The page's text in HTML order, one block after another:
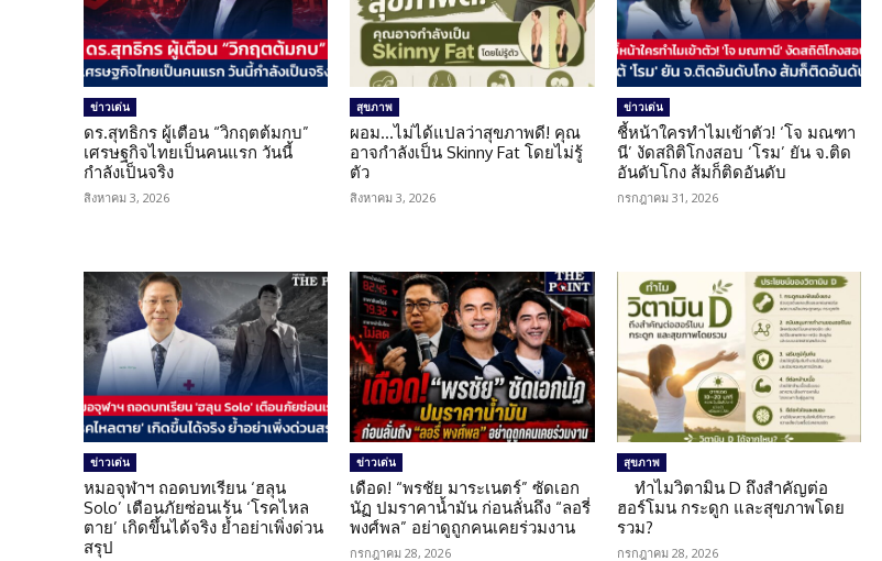
ข่าวเด่น
ดร.สุทธิกร ผู้เตือน “วิกฤตต้มกบ”
เศรษฐกิจไทยเป็นคนแรก วันนี้
กำลังเป็นจริง
สิงหาคม 3, 2026
สุขภาพ
ผอม…ไม่ได้แปลว่าสุขภาพดี! คุณ
อาจกำลังเป็น Skinny Fat โดยไม่รู้
ตัว
สิงหาคม 3, 2026
ข่าวเด่น
ชี้หน้าใครทำไมเข้าตัว! ‘โจ มณฑา
นี’ งัดสถิติโกงสอบ ‘โรม’ ยัน จ.ติด
อันดับโกง ส้มก็ติดอันดับ
กรกฎาคม 31, 2026
ข่าวเด่น
หมอจุฬาฯ ถอดบทเรียน ‘ฮลุน
Solo’ เตือนภัยซ่อนเร้น ‘โรคไหล
ตาย’ เกิดขึ้นได้จริง ย้ำอย่าเพิ่งด่วน
สรุป
ข่าวเด่น
เดือด! “พรชัย มาระเนตร์” ซัดเอก
นัฏ ปมราคาน้ำมัน ก่อนลั่นถึง “ลอรี่
พงศ์พล” อย่าดูถูกคนเคยร่วมงาน
กรกฎาคม 28, 2026
สุขภาพ
ทำไมวิตามิน D ถึงสำคัญต่อ
ฮอร์โมน กระดูก และสุขภาพโดย
รวม?
กรกฎาคม 28, 2026